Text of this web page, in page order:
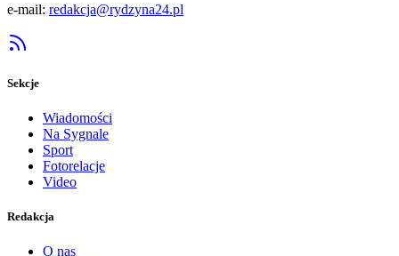
e-mail: redakcja@rydzyna24.pl
Sekcje
Wiadomości
Na Sygnale
Sport
Fotorelacje
Video
Redakcja
O nas